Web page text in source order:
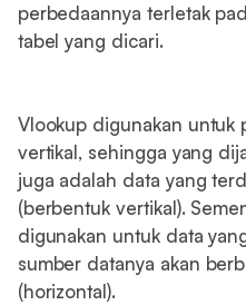
perbedaannya terletak
tabel yang dicari.
Vlookup digunakan untuk
vertikal, sehingga yang
juga adalah data yang
(berbentuk vertikal).
digunakan untuk data
sumber datanya akan
(horizontal).